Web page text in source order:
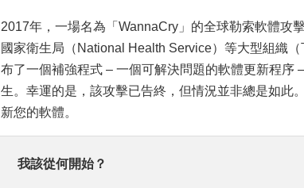
2017年，一場名為「WannaCry」的全球勒索軟體攻
國家衛生局（National Health Service）等大型組織
布了一個補強程式 – 一個可解決問題的軟體更新程序
生。幸運的是，該攻擊已告終，但情況並非總是如此
新您的軟體。
我該從何開始？